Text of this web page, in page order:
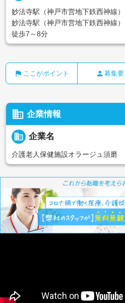
妙法寺駅（神戸市営地下鉄西神線
妙法寺駅（神戸市営地下鉄西神線
徒歩7～8分
flag ここがポイント person 募集要
business 企業情報
business 企業名
介護老人保健施設オラージュ須磨